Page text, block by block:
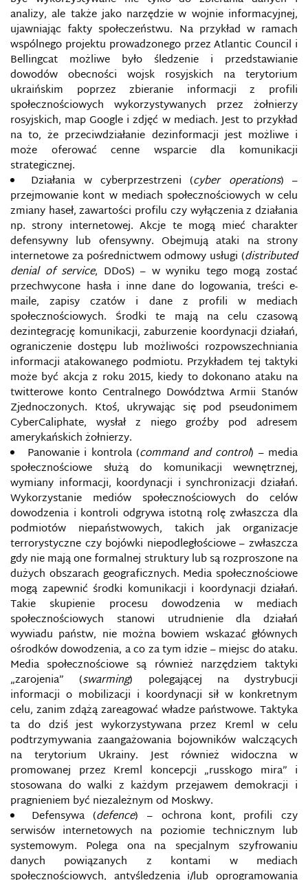
analizy, ale także jako narzędzie w wojnie informacyjnej,
ujawniając fakty społeczeństwu. Na przykład w ramach
wspólnego projektu prowadzonego przez Atlantic Council i
Bellingcat możliwe było śledzenie i przedstawianie
dowodów obecności wojsk rosyjskich na terytorium
ukraińskim poprzez zbieranie informacji z profili
społecznościowych wykorzystywanych przez żołnierzy
rosyjskich, map Google i zdjęć w mediach. Jest to przykład
na to, że przeciwdziałanie dezinformacji jest możliwe i
może oferować cenne wsparcie dla komunikacji
strategicznej.
Działania w cyberprzestrzeni (cyber operations) –
przejmowanie kont w mediach społecznościowych w celu
zmiany haseł, zawartości profilu czy wyłączenia z działania
np. strony internetowej. Akcje te mogą mieć charakter
defensywny lub ofensywny. Obejmują ataki na strony
internetowe za pośrednictwem odmowy usługi (distributed
denial of service, DDoS) – w wyniku tego mogą zostać
przechwycone hasła i inne dane do logowania, treści e-
maile, zapisy czatów i dane z profili w mediach
społecznościowych. Środki te mają na celu czasową
dezintegrację komunikacji, zaburzenie koordynacji działań,
ograniczenie dostępu lub możliwości rozpowszechniania
informacji atakowanego podmiotu. Przykładem tej taktyki
może być akcja z roku 2015, kiedy to dokonano ataku na
twitterowe konto Centralnego Dowództwa Armii Stanów
Zjednoczonych. Ktoś, ukrywając się pod pseudonimem
CyberCaliphate, wysłał z niego groźby pod adresem
amerykańskich żołnierzy.
Panowanie i kontrola (command and control) – media
społecznościowe służą do komunikacji wewnętrznej,
wymiany informacji, koordynacji i synchronizacji działań.
Wykorzystanie mediów społecznościowych do celów
dowodzenia i kontroli odgrywa istotną rolę zwłaszcza dla
podmiotów niepaństwowych, takich jak organizacje
terrorystyczne czy bojówki niepodległościowe – zwłaszcza
gdy nie mają one formalnej struktury lub są rozproszone na
dużych obszarach geograficznych. Media społecznościowe
mogą zapewnić środki komunikacji i koordynacji działań.
Takie skupienie procesu dowodzenia w mediach
społecznościowych stanowi utrudnienie dla działań
wywiadu państw, nie można bowiem wskazać głównych
ośrodków dowodzenia, a co za tym idzie – miejsc do ataku.
Media społecznościowe są również narzędziem taktyki
„zarojenia” (swarming) polegającej na dystrybucji
informacji o mobilizacji i koordynacji sił w konkretnym
celu, zanim zdążą zareagować władze państwowe. Taktyka
ta do dziś jest wykorzystywana przez Kreml w celu
podtrzymywania zaangażowania bojowników walczących
na terytorium Ukrainy. Jest również widoczna w
promowanej przez Kreml koncepcji „russkogo mira” i
stosowana do walki z każdym przejawem demokracji i
pragnieniem być niezależnym od Moskwy.
Defensywa (defence) – ochrona kont, profili czy
serwisów internetowych na poziomie technicznym lub
systemowym. Polega ona na specjalnym szyfrowaniu
danych powiązanych z kontami w mediach
KOMPETENCJE CYFROWE
KOMPETENCJE INFORMACYJNE
KOMUNIKACJA SIECIOWA
KOMUNIKACJA STRATEGICZNA
KONCEPCJA SMART POWER
KONCEPCJA WAY OF WARFARE
KONTRWYWIAD
KRAJOWY SYSTEM CYBERBEZPIECZEŃSTWA
KRYMINALISTYKA MEDIÓW CYFROWYCH
KULTURA BEZPIECZEŃSTWA INFORMACYJNEGO
KULTURA INFORMACYJNA
LUKA WIEDZY
MANIPULACJA HISTORIĄ
MANIPULACJA INFORMACJĄ
MANIPULACJA MEDIALNA
MEDIA BIAS
MEDIA MAINSTREAMOWE I ALTERNATYWNE
MEDIA SPOŁECZNOŚCIOWE
MEDIA TRADYCYJNE I KONWERGENTNE JAKO
NARZĘDZIE IMPLEMENTACJI AGRESJI
INFORMACYJNEJ
MEDIA W SYTUACJACH KRYZYSOWYCH
MEDIALNA WOJNA ROSJI
MEDIALNE RELACJE WOJENNE
MEM INTERNETOWY
METODY PRZECIWDZIAŁANIA TECHNOLOGIOM
MANIPULACYJNYM W SIECIACH
SPOŁECZNOŚCIOWYCH